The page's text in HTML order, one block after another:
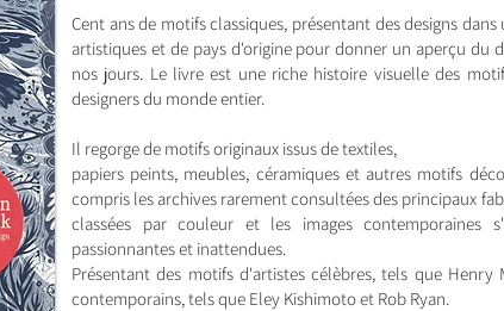
Cent ans de motifs classiques, présentant des designs
artistiques et de pays d'origine pour donner un aperçu du
nos jours. Le livre est une riche histoire visuelle des
designers du monde entier.
Il regorge de motifs originaux issus de textiles,
papiers peints, meubles, céramiques et autres motifs
compris les archives rarement consultées des principaux
classées par couleur et les images contemporaines
passionnantes et inattendues.
Présentant des motifs d'artistes célèbres, tels que
contemporains, tels que Eley Kishimoto et Rob Ryan.